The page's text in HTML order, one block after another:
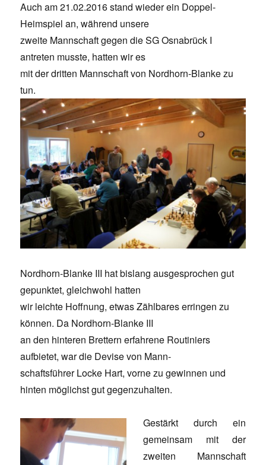
Auch am 21.02.2016 stand wieder ein Doppel-
Heimspiel an, während unsere
zweite Mannschaft gegen die SG Osnabrück I
antreten musste, hatten wir es
mit der dritten Mannschaft von Nordhorn-Blanke zu
tun.
Nordhorn-Blanke III hat bislang ausgesprochen gut
gepunktet, gleichwohl hatten
wir leichte Hoffnung, etwas Zählbares erringen zu
können. Da Nordhorn-Blanke III
an den hinteren Brettern erfahrene Routiniers
aufbietet, war die Devise von Mann-
schaftsführer Locke Hart, vorne zu gewinnen und
hinten möglichst gut gegenzuhalten.
Gestärkt durch ein
gemeinsam mit der
zweiten Mannschaft